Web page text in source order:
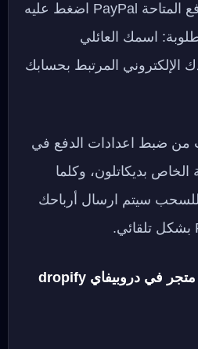
ستجد من بين طرق الدفع المتاحة PayPal اضغط عليه
اسمك العائلي
المرتبط بحسابك
من ضبط اعدادات الدفع في
الخاص بديكاتلون، وكلما
سيتم ارسال أرباحك
طريقة انشاء متجر في دروبيفاي dropify